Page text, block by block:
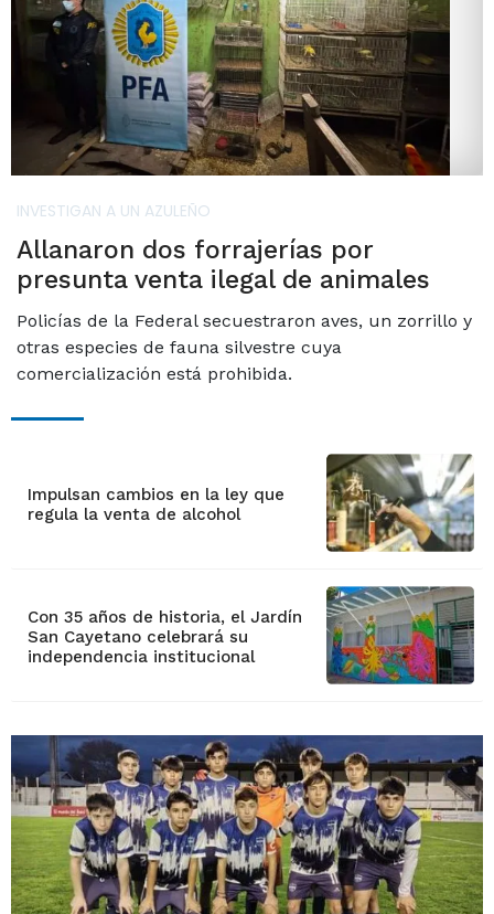
INVESTIGAN A UN AZULEÑO
Allanaron dos forrajerías por
presunta venta ilegal de animales
Policías de la Federal secuestraron aves, un zorrillo y
otras especies de fauna silvestre cuya
comercialización está prohibida.
Impulsan cambios en la ley que
regula la venta de alcohol
Con 35 años de historia, el Jardín
San Cayetano celebrará su
independencia institucional